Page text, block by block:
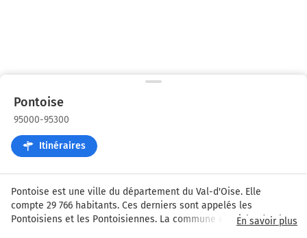
Pontoise
95000-95300
Itinéraires
Pontoise est une ville du département du Val-d'Oise. Elle
compte 29 766 habitants. Ces derniers sont appelés les
Pontoisiens et les Pontoisiennes. La commune est riche de plus
En savoir plus